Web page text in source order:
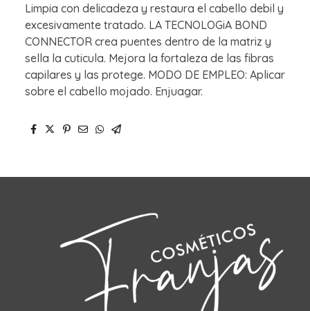
Limpia con delicadeza y restaura el cabello debil y
excesivamente tratado. LA TECNOLOGiA BOND
CONNECTOR crea puentes dentro de la matriz y
sella la cuticula. Mejora la fortaleza de las fibras
capilares y las protege. MODO DE EMPLEO: Aplicar
sobre el cabello mojado. Enjuagar.